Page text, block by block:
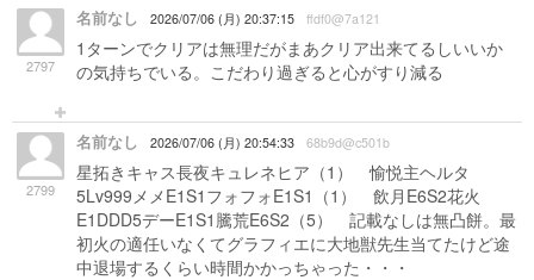
2797
名前なし 2026/07/06 (月) 20:37:15 ffdf0@7a121
1ターンでクリアは無理だがまあクリア出来てるしいいか
の気持ちでいる。こだわり過ぎると心がすり減る
2799
名前なし 2026/07/06 (月) 20:54:33 68b9d@c501b
星拓きキャス長夜キュレネヒア（1） 愉悦主ヘルタ
5Lv999メメE1S1フォフォE1S1（1） 飲月E6S2花火
E1DDD5デーE1S1騰荒E6S2（5） 記載なしは無凸餅。最
初火の適任いなくてグラフィエに大地獣先生当てたけど途
中退場するくらい時間かかっちゃった・・・